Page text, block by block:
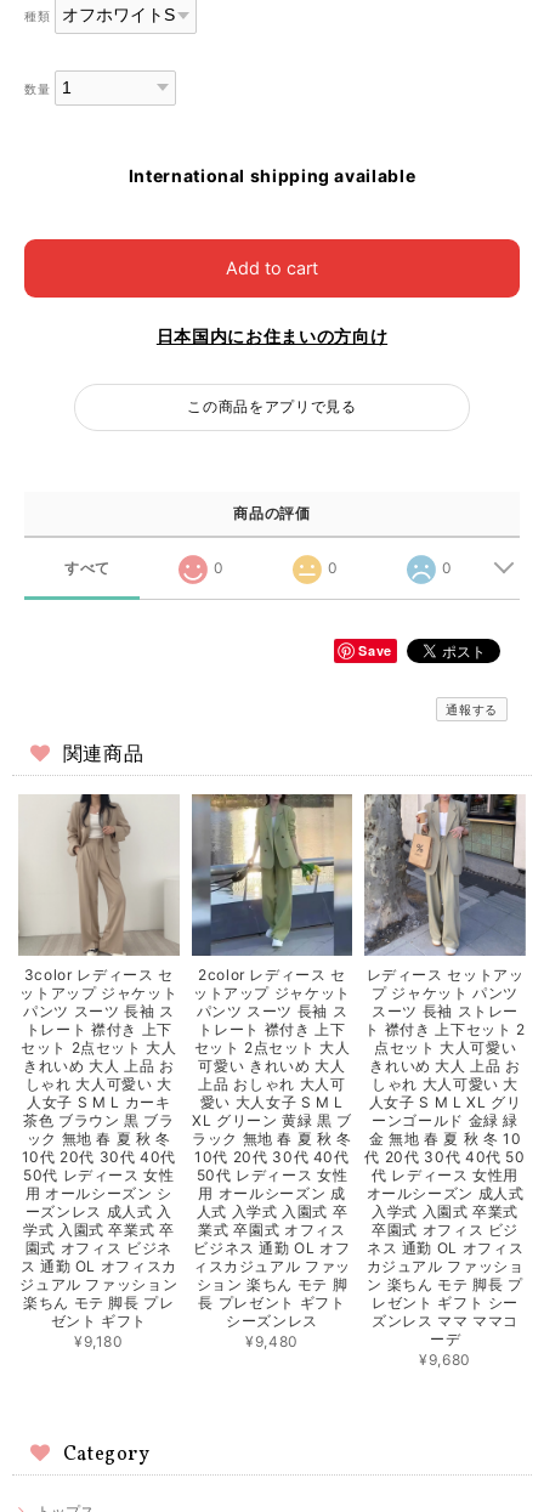
種類
数量
International shipping available
Add to cart
日本国内にお住まいの方向け
この商品をアプリで見る
商品の評価
すべて 0 0 0
Save
通報する
関連商品
3color レディース セ
ットアップ ジャケット
パンツ スーツ 長袖 ス
トレート 襟付き 上下
セット 2点セット 大人
きれいめ 大人 上品 お
しゃれ 大人可愛い 大
人女子 S M L カーキ
茶色 ブラウン 黒 ブラ
ック 無地 春 夏 秋 冬
10代 20代 30代 40代
50代 レディース 女性
用 オールシーズン シ
ーズンレス 成人式 入
学式 入園式 卒業式 卒
園式 オフィス ビジネ
ス 通勤 OL オフィスカ
ジュアル ファッション
楽ちん モテ 脚長 プレ
ゼント ギフト
¥9,180
2color レディース セ
ットアップ ジャケット
パンツ スーツ 長袖 ス
トレート 襟付き 上下
セット 2点セット 大人
可愛い きれいめ 大人
上品 おしゃれ 大人可
愛い 大人女子 S M L
XL グリーン 黄緑 黒 ブ
ラック 無地 春 夏 秋 冬
10代 20代 30代 40代
50代 レディース 女性
用 オールシーズン 成
人式 入学式 入園式 卒
業式 卒園式 オフィス
ビジネス 通勤 OL オフ
ィスカジュアル ファッ
ション 楽ちん モテ 脚
長 プレゼント ギフト
シーズンレス
¥9,480
レディース セットアッ
プ ジャケット パンツ
スーツ 長袖 ストレー
ト 襟付き 上下セット 2
点セット 大人可愛い
きれいめ 大人 上品 お
しゃれ 大人可愛い 大
人女子 S M L XL グリ
ーンゴールド 金緑 緑
金 無地 春 夏 秋 冬 10
代 20代 30代 40代 50
代 レディース 女性用
オールシーズン 成人式
入学式 入園式 卒業式
卒園式 オフィス ビジ
ネス 通勤 OL オフィス
カジュアル ファッショ
ン 楽ちん モテ 脚長 プ
レゼント ギフト シー
ズンレス ママ ママコ
ーデ
¥9,680
Category